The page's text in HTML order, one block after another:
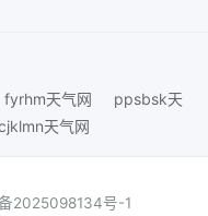
fyrhm天气网
ppsbsk天
天气网
2025098134号-1